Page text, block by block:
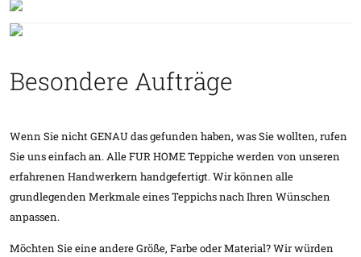
Besondere Aufträge
Wenn Sie nicht GENAU das gefunden haben, was Sie wollten, rufen
Sie uns einfach an. Alle FUR HOME Teppiche werden von unseren
erfahrenen Handwerkern handgefertigt. Wir können alle
grundlegenden Merkmale eines Teppichs nach Ihren Wünschen
anpassen.
Möchten Sie eine andere Größe, Farbe oder Material? Wir würden